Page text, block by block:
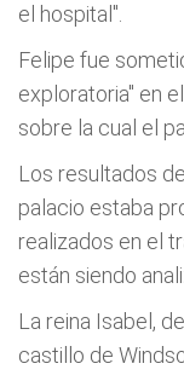
el hospital".
Felipe fue
exploratoria" en
sobre la cual el
Los resultados
palacio estaba
realizados en el
están siendo
La reina Isabel,
castillo de